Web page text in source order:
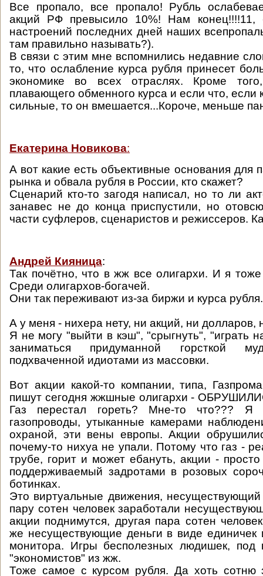
Все пропало, все пропало! Рубль
акций РФ превысило 10%! Нам конец!!!!11,
настроений последних дней наших
там правильно называть?).
В связи с этим мне вспомнились недавние
то, что ослабление курса рубля принесет
экономике во всех отраслях. Кроме
плавающего обменного курса и если что, если
сильные, то он вмешается...Короче, меньше
Екатерина Новикова:
А вот какие есть объективные основания для
рынка и обвала рубля в России, кто скажет?
Сценарий кто-то загодя написал, но то ли
занавес не до конца приспустили, но
части суфлеров, сценаристов и режиссеров.
Андрей Кияница:
Так почётно, что в жж все олигархи. И я
Среди олигархов-богачей.
Они так переживают из-за биржи и курса рубля.
А у меня - нихера нету, ни акций, ни долларов,
Я не могу "выйти в кэш", "срыгнуть", "играть
заниматься придуманной горсткой
подхваченной идиотами из массовки.
Вот акции какой-то компании, типа,
пишут сегодня жжшные олигархи -
Газ перестал гореть? Мне-то что???
газопроводы, утыканные камерами
охраной, эти вены европы. Акции
почему-то нихуа не упали. Потому что газ -
трубе, горит и может ебануть, акции -
поддерживаемый задротами в розовых
ботинках.
Это виртуальные движения,
пару сотен человек заработали
акции поднимутся, другая пара сотен
же несуществующие деньги в виде единичек
монитора. Игры бесполезных людишек, под
"экономистов" из жж.
Тоже самое с курсом рубля. Да хоть сотню